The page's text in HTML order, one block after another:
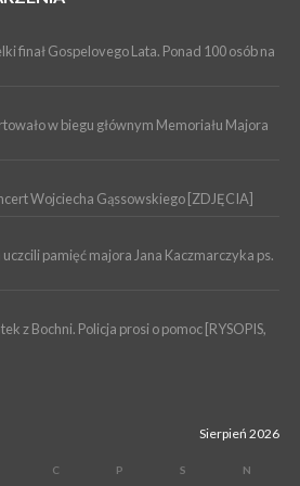
Bieg Majora Bacy. Będą
[MAPA]
na wykonanie dokumentacji
Dołuszyckiej
finał Gospelovego Lata. Ponad 100 osób na
w biegu głównym Memoriału Majora
Wojciecha Gąssowskiego [ZDJĘCIA]
pamięć majora Jana Kaczmarczyka ps.
z Bochni. Policja prosi o pomoc [RYSOPIS,
Sierpień 2026
C P S N